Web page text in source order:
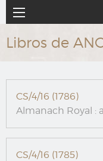
al
contenido
principal
Navegación
principal
Libros de
CS/4/16 (1786)
Almanach Royal :
CS/4/16 (1785)